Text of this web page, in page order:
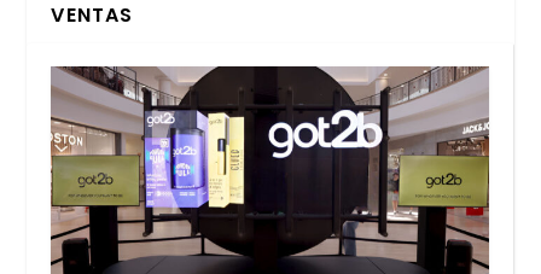
VENTAS